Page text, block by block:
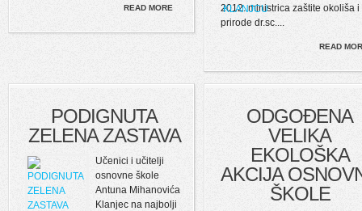
READ MORE
2012. ministrica zaštite okoliša i
prirode dr.sc....
READ
PODIGNUTA
ZELENA ZASTAVA
Učenici i učitelji
osnovne škole
Antuna Mihanovića
Klanjec na najbolji
ODGOĐENA
VELIKA
EKOLOŠKA
AKCIJA
ŠKOLE